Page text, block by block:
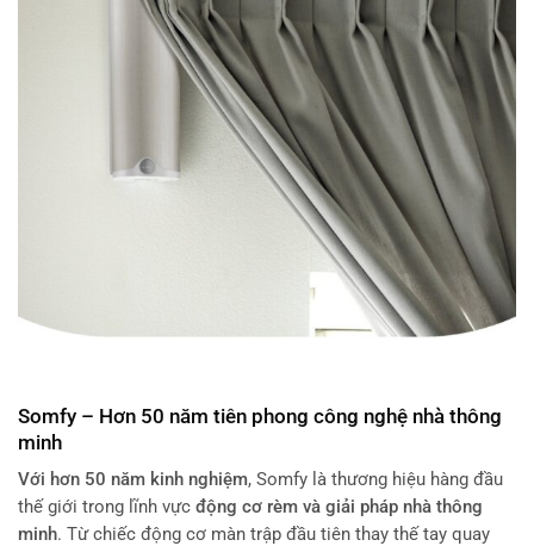
Somfy – Hơn 50 năm tiên phong công nghệ nhà thông
minh
Với hơn 50 năm kinh nghiệm, Somfy là thương hiệu hàng đầu
thế giới trong lĩnh vực động cơ rèm và giải pháp nhà thông
minh. Từ chiếc động cơ màn trập đầu tiên thay thế tay quay